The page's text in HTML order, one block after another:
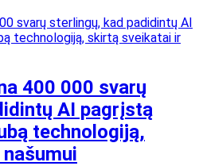
400 000 svarų
AI pagrįstą
technologiją,